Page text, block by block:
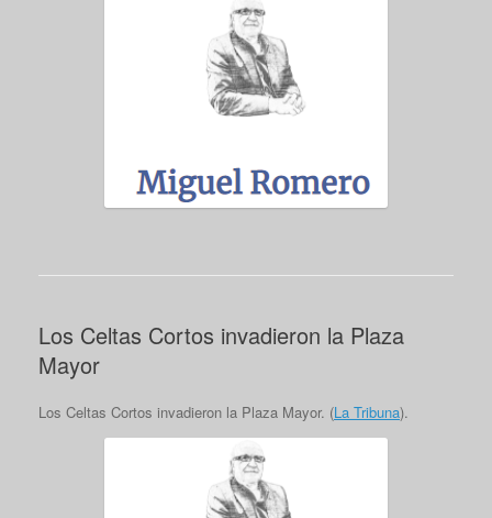
Los Celtas Cortos invadieron la Plaza
Mayor
Los Celtas Cortos invadieron la Plaza Mayor. (La Tribuna).